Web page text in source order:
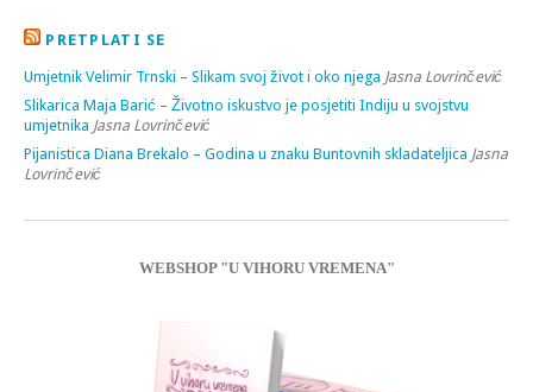
PRETPLATI SE
Umjetnik Velimir Trnski – Slikam svoj život i oko njega Jasna Lovrinčević
Slikarica Maja Barić – Životno iskustvo je posjetiti Indiju u svojstvu
umjetnika Jasna Lovrinčević
Pijanistica Diana Brekalo – Godina u znaku Buntovnih skladateljica Jasna
Lovrinčević
WEBSHOP "U VIHORU VREMENA"